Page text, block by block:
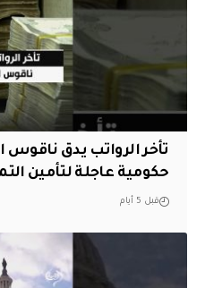
تأخر الرواتب يدق
حكومية عاجلة لتأمين
قبل 5 أيام